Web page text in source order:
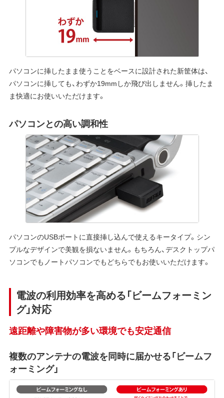
パソコンに挿したまま使うことをベースに設計された新筐体は、
パソコンに挿しても、わずか19mmしか飛び出しません。挿したま
ま快適にお使いいただけます。
パソコンとの高い調和性
パソコンのUSBポートに直接挿し込んで使えるキータイプ。シン
プルなデザインで美観を損ないません。もちろん、デスクトップパ
ソコンでもノートパソコンでもどちらでもお使いいただけます。
電波の利用効率を高める「ビームフォーミン
グ」対応
遠距離や障害物が多い環境でも安定通信
複数のアンテナの電波を同時に届かせる「ビームフ
ォーミング」